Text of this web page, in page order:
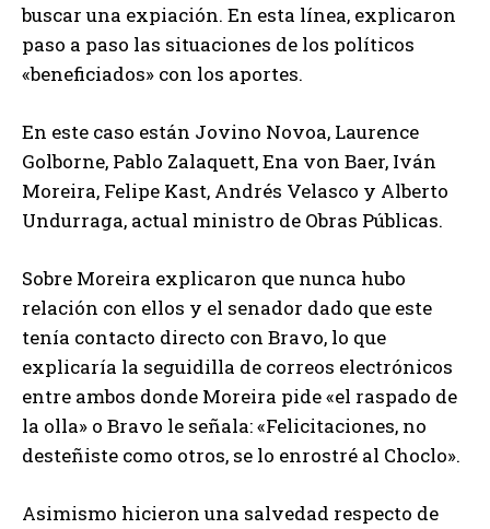
buscar una expiación. En esta línea, explicaron
paso a paso las situaciones de los políticos
«beneficiados» con los aportes.
En este caso están Jovino Novoa, Laurence
Golborne, Pablo Zalaquett, Ena von Baer, Iván
Moreira, Felipe Kast, Andrés Velasco y Alberto
Undurraga, actual ministro de Obras Públicas.
Sobre Moreira explicaron que nunca hubo
relación con ellos y el senador dado que este
tenía contacto directo con Bravo, lo que
explicaría la seguidilla de correos electrónicos
entre ambos donde Moreira pide «el raspado de
la olla» o Bravo le señala: «Felicitaciones, no
desteñiste como otros, se lo enrostré al Choclo».
Asimismo hicieron una salvedad respecto de